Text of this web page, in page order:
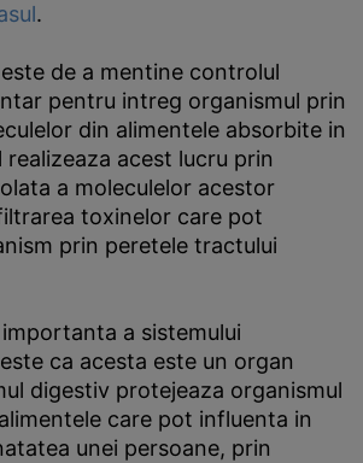
.
de a mentine controlul
pentru intreg organismul prin
din alimentele absorbite in
acest lucru prin
a moleculelor acestor
toxinelor care pot
prin peretele tractului
a sistemului
ca acesta este un organ
digestiv protejeaza organismul
care pot influenta in
unei persoane, prin